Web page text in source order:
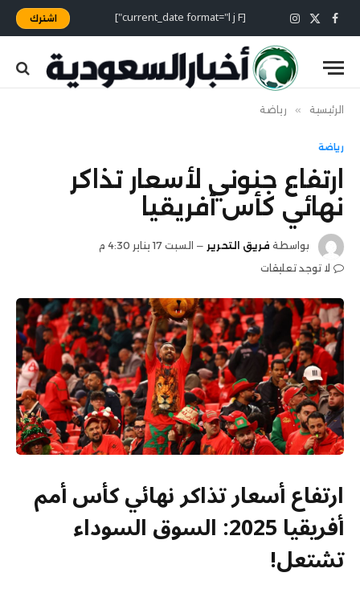
فيسبوك
X
(Twitter)
الانستغرام [current_date format="l j F"] اشترك
الرئيسية » رياضة
رياضة
ارتفاع جنوني لأسعار تذاكر
نهائي كأس أفريقيا
بواسطة فريق التحرير
السبت 17 يناير 4:30 م
لا توجد تعليقات
ارتفاع أسعار تذاكر نهائي كأس أمم
أفريقيا 2025: السوق السوداء
تشتعل!